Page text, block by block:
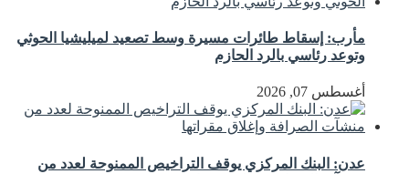
مأرب: إسقاط طائرات مسيرة وسط تصعيد لميليشيا الحوثي
وتوعد رئاسي بالرد الحازم
أغسطس 07, 2026
عدن: البنك المركزي يوقف التراخيص الممنوحة لعدد من